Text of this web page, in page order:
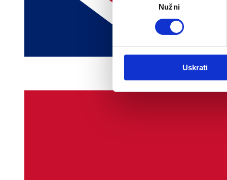
Nužni
Uskrati